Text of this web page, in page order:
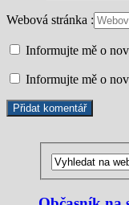
Webová stránka :
Informujte mě o
Informujte mě o